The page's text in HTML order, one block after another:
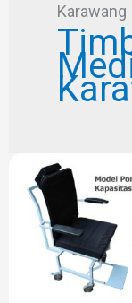
Karawang
JUAL
TIMBANGAN
KURSI
RODA
KARAWANG